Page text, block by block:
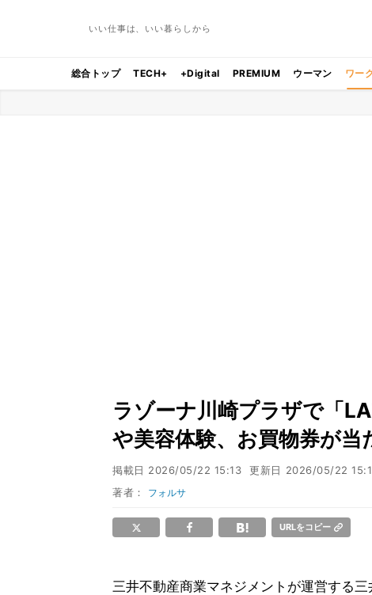
いい仕事は、いい暮らしから
総合トップ TECH+ +Digital PREMIUM ウーマン ワー
ラゾーナ川崎プラザで「
や美容体験、お買物券が当
掲載日 2026/05/22 15:13 更新日 2026/05/22
著者： フォルサ
URLをコピー
三井不動産商業マネジメントが運営する